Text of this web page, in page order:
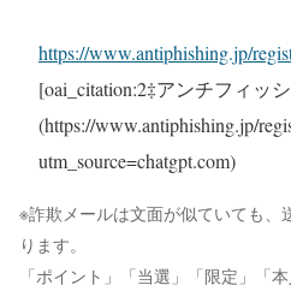
https://www.antiphishing.jp/
[oai_citation:2‡アンチフィッ
(https://www.antiphishing.jp/
utm_source=chatgpt.com)
※詐欺メールは文面が似ていても、
ります。
「ポイント」「当選」「限定」「